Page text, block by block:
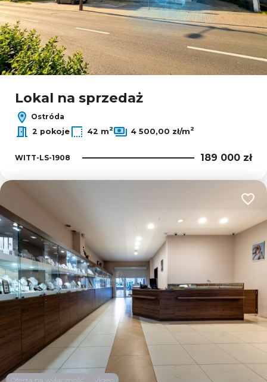
Lokal na sprzedaż
Ostróda
2 pokoje
42 m2 4 500,00 zł/m2
WITT-LS-1908 189 000 zł
Oferta na wyłączność Video